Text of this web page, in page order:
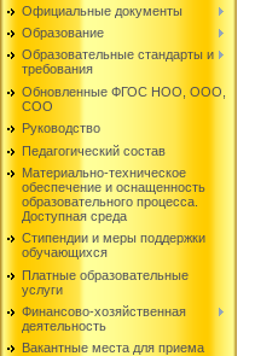
Официальные документы
Образование
Образовательные стандарты и
требования
Обновленные ФГОС НОО, ООО,
СОО
Руководство
Педагогический состав
Материально-техническое
обеспечение и оснащенность
образовательного процесса.
Доступная среда
Стипендии и меры поддержки
обучающихся
Платные образовательные
услуги
Финансово-хозяйственная
деятельность
Вакантные места для приема